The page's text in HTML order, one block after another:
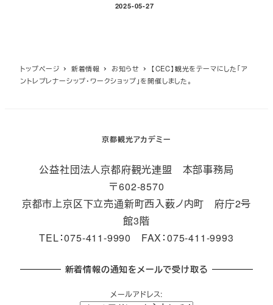
投稿日
2025-05-27
トップページ 新着情報 お知らせ
【CEC】観光をテーマにした「ア
ントレプレナーシップ・ワークショップ」を開催しました。
京都観光アカデミー
公益社団法人京都府観光連盟 本部事務局
〒602-8570
京都市上京区下立売通新町西入薮ノ内町 府庁2号
館3階
TEL：075-411-9990 FAX：075-411-9993
新着情報の通知をメールで受け取る
メールアドレス: